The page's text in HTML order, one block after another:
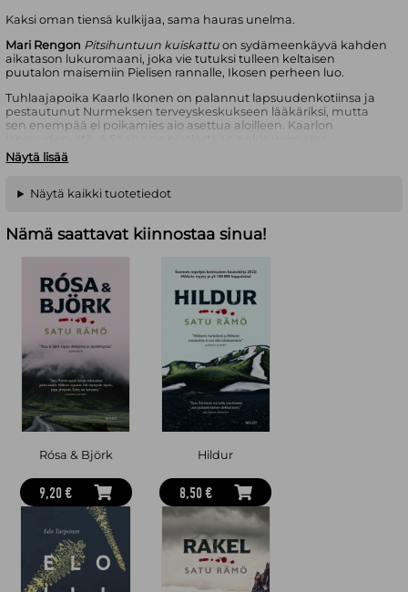
Kaksi oman tiensä kulkijaa, sama hauras unelma.
Mari Rengon Pitsihuntuun kuiskattu on sydämeenkäyvä kahden
aikatason lukuromaani, joka vie tutuksi tulleen keltaisen
puutalon maisemiin Pielisen rannalle, Ikosen perheen luo.
Tuhlaajapoika Kaarlo Ikonen on palannut lapsuudenkotiinsa ja
pestautunut Nurmeksen terveyskeskukseen lääkäriksi, mutta
sen enempää ei poikamies aio asettua aloilleen. Kaarlon
elämäänsä tavoitteenaan itsellinen äitiys. Mutta miten käy, kun
Saana tarvitsee tukea tuuliviirin lailla heiluvalta ystävältään?
Vuonna 1939 Nurmeksen sotasairaalan hoitajatar Elsi Uotila on
raskaana, yksin. Ystävä kannustaa hankkiutumaan eroon
mitään muuta vaihtoehtoa kuin löytää aviomies ennen
hauraimman haaveensa pitsihuntuun ja tekee päätöksensä.
Ikoset-sarjan toinen osa
tunteiden lukuromaani, jossa naisten on unelmiensa vuoksi
kysyttävä, ovatko kaikki keinot todella sallittuja sodassa ja
rakkaudessa.
Mari Renko(s. 1994) on kuopiolainen kirjailija, joka on aktiivinen
kirjasomettaja ja pitää kirjoitusaiheista blogia nimeltä Rivien
välissä. Renko on ammentanut Ikoset-kirjasarjaansa inspiraatiota
mummolakesistä Pohjois-Karjalassa sekä turhautumisestaan
rakkausromaanien yksioikoisiin miehiin.Pitsihuntuun kuiskattu
on sarjan toinen osa. Lisää Ikosen perheen tarinoita on luvassa
vuonna 2026.
Näytä lisää
Näytä kaikki tuotetiedot
Nämä saattavat kiinnostaa sinua!
Rósa & Björk
9,20 €
Hildur
8,50 €